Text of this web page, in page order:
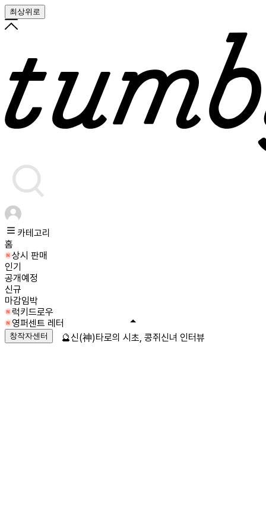
최상위로
카테고리
홈
상시 판매
인기
공개예정
신규
마감임박
럭키드로우
영퍼센트 레터
창작자센터 🔮신(神)타로의 시초, 콩쥐신녀 인터뷰